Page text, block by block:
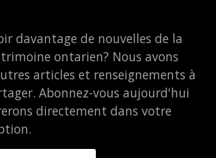
davantage de nouvelles de la
ontarien? Nous avons
articles et renseignements à
Abonnez-vous aujourd'hui
directement dans votre